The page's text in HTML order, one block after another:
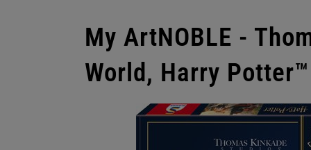
My ArtNOBLE -
World, Harry